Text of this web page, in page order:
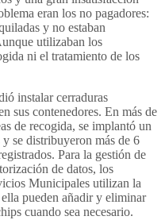
eran los no pagadores:
y no estaban
utilizaban los
ni el tratamiento de los
instalar cerraduras
sus contenedores. En más de
de recogida, se implantó un
se distribuyeron más de 6
Para la gestión de
de datos, los
Municipales utilizan la
pueden añadir y eliminar
cuando sea necesario.